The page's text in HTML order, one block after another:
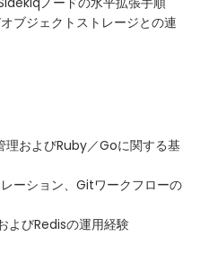
ブジェクトストレージとの連
理およびRuby／Goに関する基
ーション、Gitワークフローの
よびRedisの運用経験